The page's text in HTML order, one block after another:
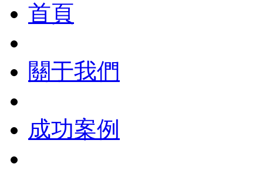
首頁
關于我們
成功案例